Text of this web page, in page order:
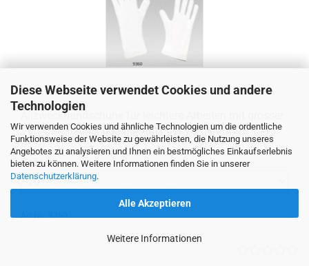
Diese Webseite verwendet Cookies und andere
Technologien
Wir verwenden Cookies und ähnliche Technologien um die ordentliche
Funktionsweise der Website zu gewährleisten, die Nutzung unseres
Angebotes zu analysieren und Ihnen ein bestmögliches Einkaufserlebnis
bieten zu können. Weitere Informationen finden Sie in unserer
Datenschutzerklärung.
Alle Akzeptieren
Weitere Informationen
9360 Hand­schu­he Resista-​​Tex
All­zweck­hand­schu­he für leich­te­re Ar­bei­ten mit gros­ser
Ver­schmut­zung, guter Schutz der Vor­der­ar­me.
Grösse:
Art.Nr.: 9360